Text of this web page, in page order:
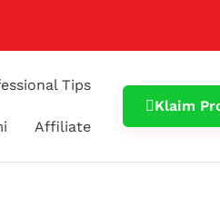
Tips
Affiliate
Klaim